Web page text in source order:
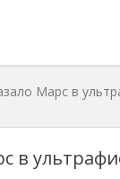
Марс в
в